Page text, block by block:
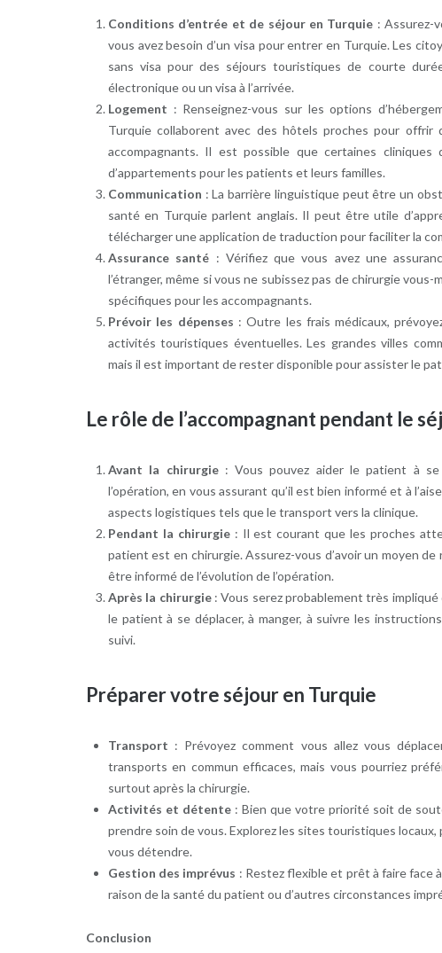
Conditions d’entrée et de séjour en Turquie : Assurez-
vous avez besoin d’un visa pour entrer en Turquie. Les
sans visa pour des séjours touristiques de courte
électronique ou un visa à l’arrivée.
Logement : Renseignez-vous sur les options
Turquie collaborent avec des hôtels proches pour
accompagnants. Il est possible que certaines cliniques
d’appartements pour les patients et leurs familles.
Communication : La barrière linguistique peut être un
santé en Turquie parlent anglais. Il peut être utile
télécharger une application de traduction pour faciliter la
Assurance santé : Vérifiez que vous avez une
l’étranger, même si vous ne subissez pas de chirurgie
spécifiques pour les accompagnants.
Prévoir les dépenses : Outre les frais médicaux,
activités touristiques éventuelles. Les grandes villes
mais il est important de rester disponible pour assister le
Le rôle de l’accompagnant pendant le
Avant la chirurgie: Vous pouvez aider le patient à se
l’opération, en vous assurant qu’il est bien informé et à
aspects logistiques tels que le transport vers la clinique.
Pendant la chirurgie: Il est courant que les proches
patient est en chirurgie. Assurez-vous d’avoir un moyen
être informé de l’évolution de l’opération.
Après la chirurgie: Vous serez probablement très
le patient à se déplacer, à manger, à suivre les
suivi.
Préparer votre séjour en Turquie
Transport : Prévoyez comment vous allez vous
transports en commun efficaces, mais vous pourriez
surtout après la chirurgie.
Activités et détente : Bien que votre priorité soit de
prendre soin de vous. Explorez les sites touristiques
vous détendre.
Gestion des imprévus : Restez flexible et prêt à faire face
raison de la santé du patient ou d’autres circonstances
Conclusion